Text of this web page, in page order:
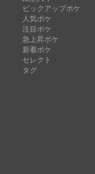
ピックアップボケ
人気ボケ
注目ボケ
急上昇ボケ
新着ボケ
セレクト
タグ